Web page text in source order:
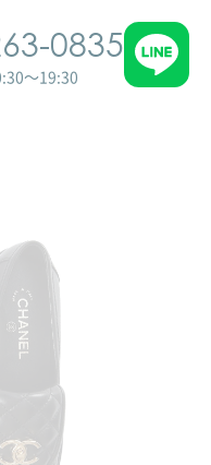
0835
～19:30